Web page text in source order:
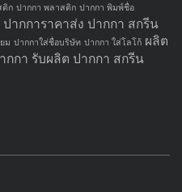
ติก ปากกา พลาสติก ปากกา พิมพ์ชื่อ
ปากการาคาส่ง ปากกา สกรีน
ม ปากกาใส่ชื่อบริษัท ปากกา ใส่โลโก้ ผลิต
กกา รับผลิต ปากกา สกรีน